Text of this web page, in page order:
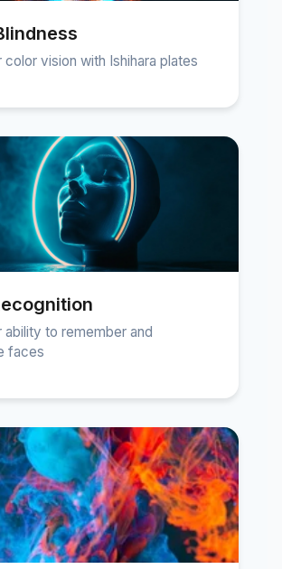
color vision with Ishihara plates
ability to remember and
faces